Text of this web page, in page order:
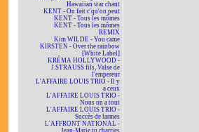
Hawaiian war chant
KENT - On fait c'qu'on peut
KENT - Tous les mômes
KENT - Tous les mômes
REMIX
Kim WILDE - You came
KIRSTEN - Over the rainbow
[White Label]
KRÉMA HOLLYWOOD -
J.STRAUSS fils, Valse de
l'empereur
L'AFFAIRE LOUIS TRIO - Il y
a ceux
L'AFFAIRE LOUIS TRIO -
Nous on a tout
L'AFFAIRE LOUIS TRIO -
Succès de larmes
L'AFFRONT NATIONAL -
Jean-Marie tu charries